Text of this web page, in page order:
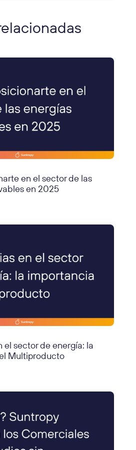
en el sector de las
en 2025
el sector de energía: la
Multiproducto